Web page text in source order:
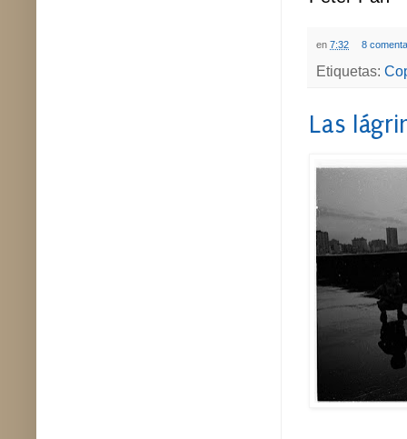
en 7:32 8
Etiquetas:
Las